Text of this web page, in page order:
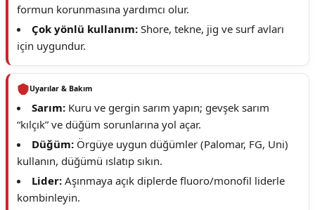
formun korunmasına yardımcı olur.
Çok yönlü kullanım: Shore, tekne, jig ve surf avları
için uygundur.
Uyarılar & Bakım
Sarım: Kuru ve gergin sarım yapın; gevşek sarım
“kılçık” ve düğüm sorunlarına yol açar.
Düğüm: Örgüye uygun düğümler (Palomar, FG, Uni)
kullanın, düğümü ıslatıp sıkın.
Lider: Aşınmaya açık diplerde fluoro/monofil liderle
kombinleyin.